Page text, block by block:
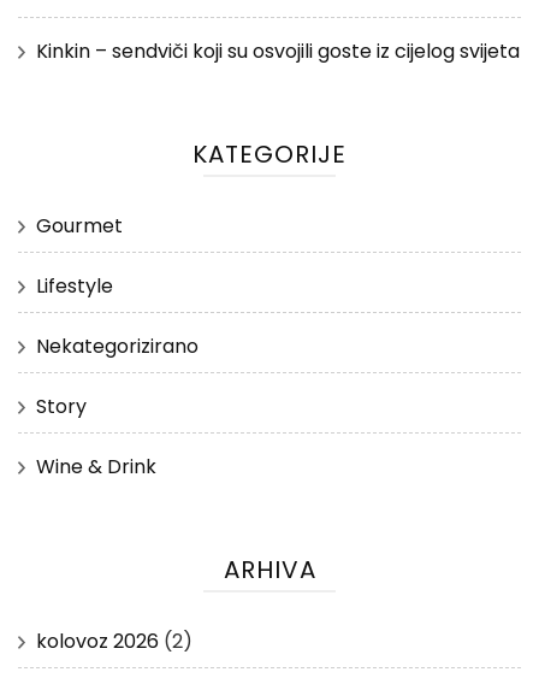
Kinkin – sendviči koji su osvojili goste iz cijelog svijeta
KATEGORIJE
Gourmet
Lifestyle
Nekategorizirano
Story
Wine & Drink
ARHIVA
kolovoz 2026 (2)